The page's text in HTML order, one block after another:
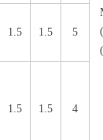
1.5 1.5 5
1.5 1.5 4